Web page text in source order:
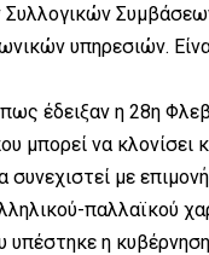
υπηρεσιών.
έδειξαν η 28η
μπορεί να κλονίσει
συνεχιστεί με
παλλαϊκού
υπέστηκε η